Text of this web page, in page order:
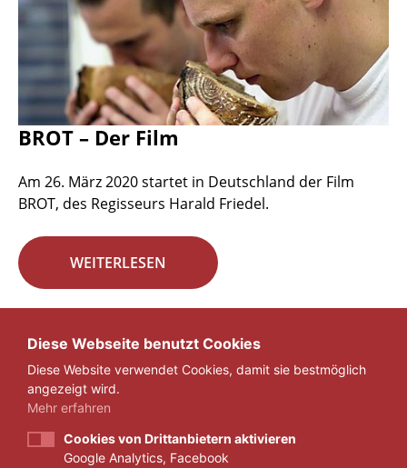
BROT – Der Film
Am 26. März 2020 startet in Deutschland der Film
BROT, des Regisseurs Harald Friedel.
WEITERLESEN
« 1 ... 21 22 23 ... 29 »
Diese Webseite benutzt Cookies
Diese Website verwendet Cookies, damit sie bestmöglich
angezeigt wird.
Mehr erfahren
Cookies von Drittanbietern aktivieren
Google Analytics, Facebook